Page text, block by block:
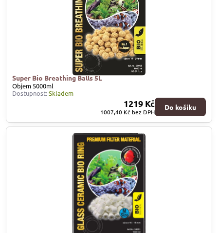
Super Bio Breathing Balls 5L
Objem 5000ml
Dostupnost:Skladem
1219 Kč
1007,40 Kč bez DPH
Do košíku